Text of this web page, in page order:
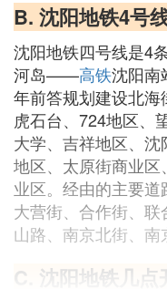
B. 沈阳地铁4号
沈阳地铁四号线是4
河岛——高铁沈阳南
年前答规划建设北海
虎石台、724地区、
大学、吉祥地区、
地区、太原街商业
业区。经由的主要
大营街、合作街、
山路、南京北街、南
C. 沈阳地铁几点